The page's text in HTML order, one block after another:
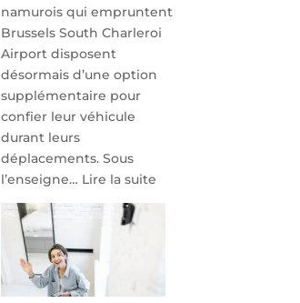
namurois qui empruntent
Brussels South Charleroi
Airport disposent
désormais d’une option
supplémentaire pour
confier leur véhicule
durant leurs
déplacements. Sous
l’enseigne… Lire la suite